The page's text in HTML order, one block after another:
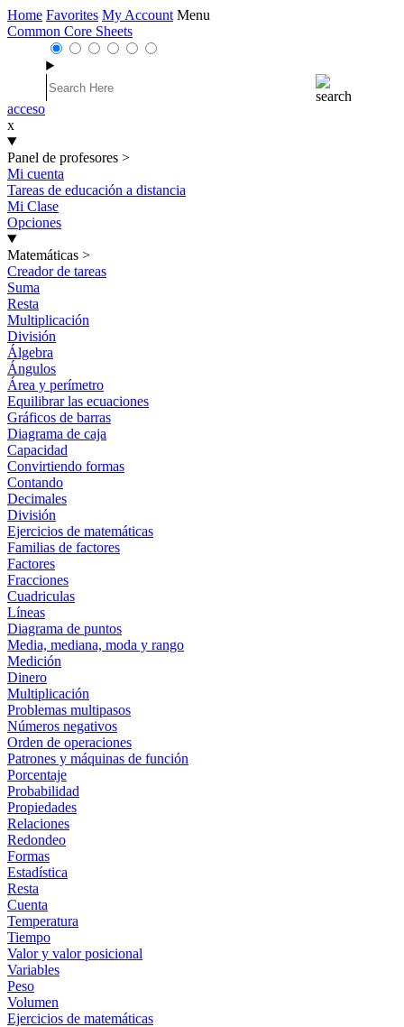
Home Favorites My Account Menu
Common Core Sheets
acceso
x
Panel de profesores >
Mi cuenta
Tareas de educación a distancia
Mi Clase
Opciones
Matemáticas >
Creador de tareas
Suma
Resta
Multiplicación
División
Álgebra
Ángulos
Área y perímetro
Equilibrar las ecuaciones
Gráficos de barras
Diagrama de caja
Capacidad
Convirtiendo formas
Contando
Decimales
División
Ejercicios de matemáticas
Familias de factores
Factores
Fracciones
Cuadriculas
Líneas
Diagrama de puntos
Media, mediana, moda y rango
Medición
Dinero
Multiplicación
Problemas multipasos
Números negativos
Orden de operaciones
Patrones y máquinas de función
Porcentaje
Probabilidad
Propiedades
Relaciones
Redondeo
Formas
Estadística
Resta
Cuenta
Temperatura
Tiempo
Valor y valor posicional
Variables
Peso
Volumen
Ejercicios de matemáticas